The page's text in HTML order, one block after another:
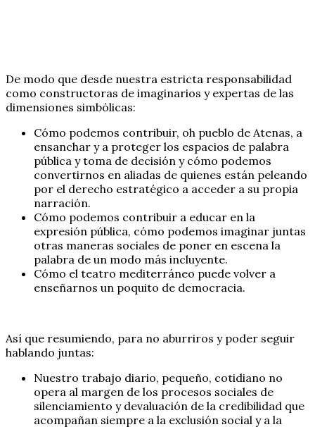
De modo que desde nuestra estricta responsabilidad
como constructoras de imaginarios y expertas de las
dimensiones simbólicas:
Cómo podemos contribuir, oh pueblo de Atenas, a
ensanchar y a proteger los espacios de palabra
pública y toma de decisión y cómo podemos
convertirnos en aliadas de quienes están peleando
por el derecho estratégico a acceder a su propia
narración.
Cómo podemos contribuir a educar en la
expresión pública, cómo podemos imaginar juntas
otras maneras sociales de poner en escena la
palabra de un modo más incluyente.
Cómo el teatro mediterráneo puede volver a
enseñarnos un poquito de democracia.
Así que resumiendo, para no aburriros y poder seguir
hablando juntas:
Nuestro trabajo diario, pequeño, cotidiano no
opera al margen de los procesos sociales de
silenciamiento y devaluación de la credibilidad que
acompañan siempre a la exclusión social y a la